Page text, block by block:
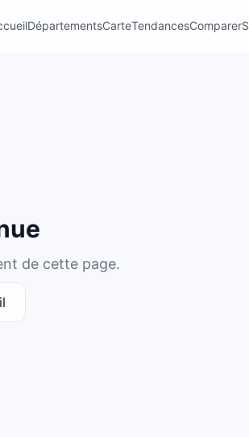
DépartementsCarteTendancesComparer
de cette page.